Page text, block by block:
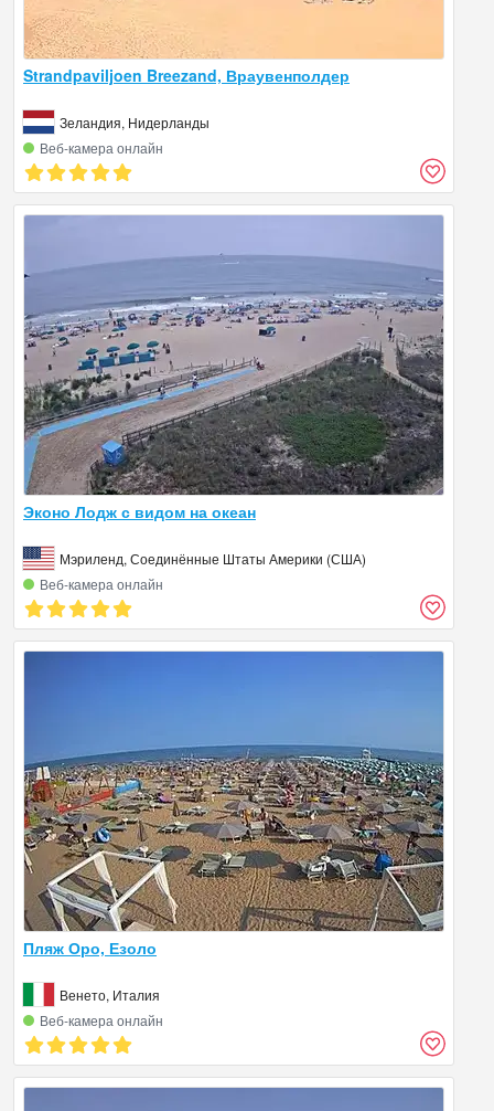
Strandpaviljoen Breezand, Враувенполдер
Зеландия, Нидерланды
Веб‑камера онлайн
Эконо Лодж с видом на океан
Мэриленд, Соединённые Штаты Америки (США)
Веб‑камера онлайн
Пляж Оро, Езоло
Венето, Италия
Веб‑камера онлайн